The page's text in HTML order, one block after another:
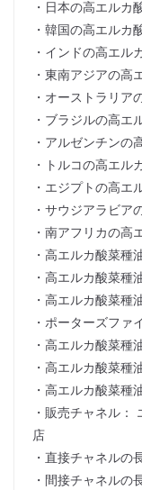
・日本の高エルカ
・韓国の高エルカ
・インドの高エル
・東南アジアの高
・オーストラリア
・ブラジルの高エ
・アルゼンチンの
・トルコの高エル
・エジプトの高エ
・サウジアラビア
・南アフリカの高
・高エルカ酸菜種
・高エルカ酸菜種
・高エルカ酸菜種
・ポーターズファ
・高エルカ酸菜種
・高エルカ酸菜種
・高エルカ酸菜種
・販売チャネル：
店
・直接チャネルの
・間接チャネルの